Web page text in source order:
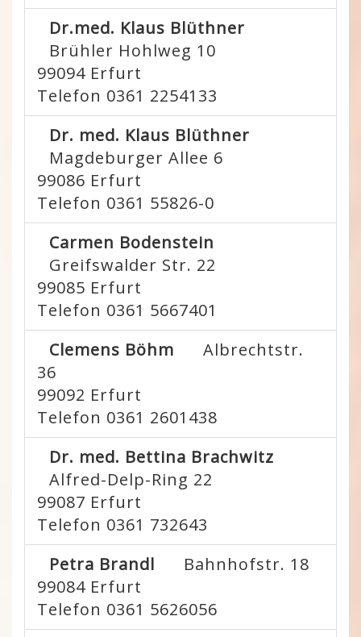
Dr.med. Klaus Blüthner
Brühler Hohlweg 10
99094 Erfurt
Telefon 0361 2254133
Dr. med. Klaus Blüthner
Magdeburger Allee 6
99086 Erfurt
Telefon 0361 55826-0
Carmen Bodenstein
Greifswalder Str. 22
99085 Erfurt
Telefon 0361 5667401
Clemens Böhm
Albrechtstr.
36
99092 Erfurt
Telefon 0361 2601438
Dr. med. Bettina Brachwitz
Alfred-Delp-Ring 22
99087 Erfurt
Telefon 0361 732643
Petra Brandl
Bahnhofstr. 18
99084 Erfurt
Telefon 0361 5626056